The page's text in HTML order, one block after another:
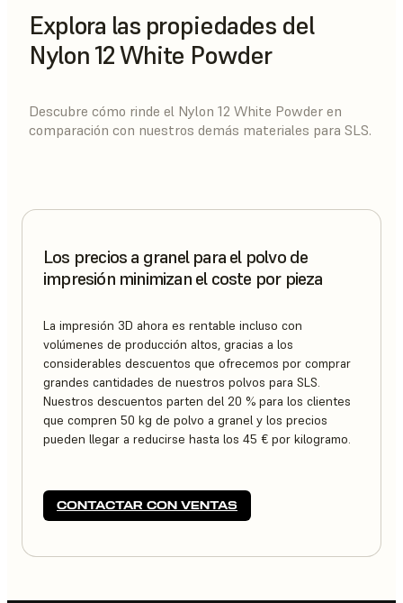
Explora las propiedades del
Nylon 12 White Powder
Descubre cómo rinde el Nylon 12 White Powder en
comparación con nuestros demás materiales para SLS.
Los precios a granel para el polvo de
impresión minimizan el coste por pieza
La impresión 3D ahora es rentable incluso con
volúmenes de producción altos, gracias a los
considerables descuentos que ofrecemos por comprar
grandes cantidades de nuestros polvos para SLS.
Nuestros descuentos parten del 20 % para los clientes
que compren 50 kg de polvo a granel y los precios
pueden llegar a reducirse hasta los 45 € por kilogramo.
CONTACTAR CON VENTAS